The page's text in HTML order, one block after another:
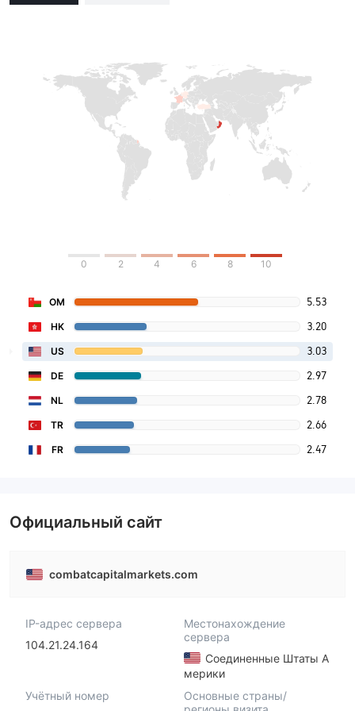
0 2 4 6 8 10
OM 5.53
HK 3.20
US 3.03
DE 2.97
NL 2.78
TR 2.66
FR 2.47
Официальный сайт
combatcapitalmarkets.com
IP-адрес сервера
104.21.24.164
Местонахождение
сервера
Соединенные Штаты А
мерики
Учётный номер
Основные страны/